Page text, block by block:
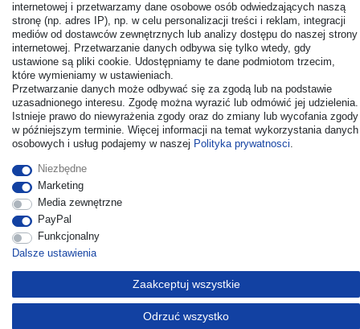
© Copyright 2026 | Wszelkie prawa zastrzezone. - All rights
reserved. Prices incl. VAT. 19% VAT Basic prices see article detail
| * Applies to deliveries to the UK!
internetowej i przetwarzamy dane osobowe osób odwiedzających naszą
stronę (np. adres IP), np. w celu personalizacji treści i reklam, integracji
mediów od dostawców zewnętrznych lub analizy dostępu do naszej strony
internetowej. Przetwarzanie danych odbywa się tylko wtedy, gdy
ustawione są pliki cookie. Udostępniamy te dane podmiotom trzecim,
które wymieniamy w ustawieniach.
Przetwarzanie danych może odbywać się za zgodą lub na podstawie
uzasadnionego interesu. Zgodę można wyrazić lub odmówić jej udzielenia.
Istnieje prawo do niewyrażenia zgody oraz do zmiany lub wycofania zgody
w późniejszym terminie. Więcej informacji na temat wykorzystania danych
osobowych i usług podajemy w naszej Polityka prywatnosci.
Niezbędne
Marketing
Media zewnętrzne
PayPal
Funkcjonalny
Dalsze ustawienia
Zaakceptuj wszystkie
Odrzuć wszystko
Odstąp od umowy tutaj Kontakt